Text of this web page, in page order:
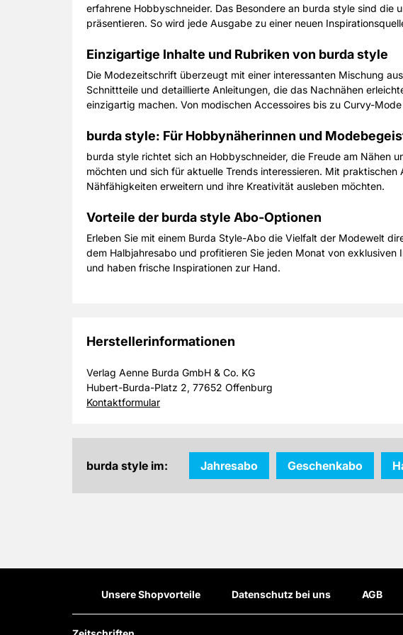
erfahrene Hobbyschneider. Das Besondere an burda style sind
präsentieren. So wird jede Ausgabe zu einer neuen
Einzigartige Inhalte und Rubriken von burda style
Die Modezeitschrift überzeugt mit einer interessanten Mischung
Schnittteile und detaillierte Anleitungen, die das Nachnähen
einzigartig machen. Von modischen Accessoires bis zu Curvy-
burda style: Für Hobbynäherinnen und
burda style richtet sich an Hobbyschneider, die Freude am Nähen
möchten und sich für aktuelle Trends interessieren. Mit
Nähfähigkeiten erweitern und ihre Kreativität ausleben möchten.
Vorteile der burda style Abo-Optionen
Erleben Sie mit einem Burda Style-Abo die Vielfalt der Modewelt
dem Halbjahresabo und profitieren Sie jeden Monat von
und haben frische Inspirationen zur Hand.
Herstellerinformationen
Verlag Aenne Burda GmbH & Co. KG
Hubert-Burda-Platz 2, 77652 Offenburg
Kontaktformular
burda style im: Jahresabo Geschenkabo
Unsere Shopvorteile Datenschutz bei uns AGB